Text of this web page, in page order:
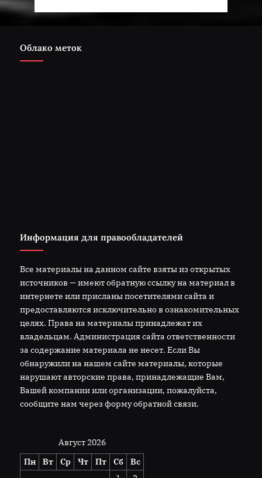
Облако меток
Информация для правообладателей
Все материалы на данном сайте взяты из открытых
источников — имеют обратную ссылку на материал в
интернете или присланы посетителями сайта и
предоставляются исключительно в ознакомительных
целях. Права на материалы принадлежат их
владельцам. Администрация сайта ответственности
за содержание материала не несет. Если Вы
обнаружили на нашем сайте материалы, которые
нарушают авторские права, принадлежащие Вам,
Вашей компании или организации, пожалуйста,
сообщите нам через форму обратной связи.
Август 2026
Пн
Вт Ср Чт Пт Сб
Вс